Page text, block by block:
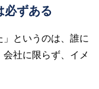
必ずある
というのは、誰に
社に限らず、イメ